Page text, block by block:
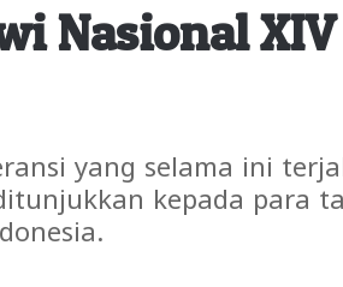
Nasional
yang selama ini
kepada para